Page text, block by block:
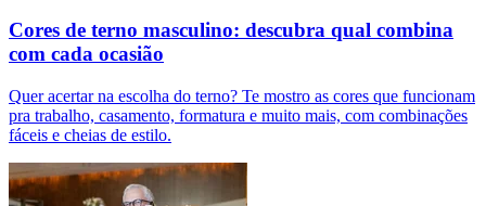
Cores de terno masculino: descubra qual combina
com cada ocasião
Quer acertar na escolha do terno? Te mostro as cores que funcionam
pra trabalho, casamento, formatura e muito mais, com combinações
fáceis e cheias de estilo.